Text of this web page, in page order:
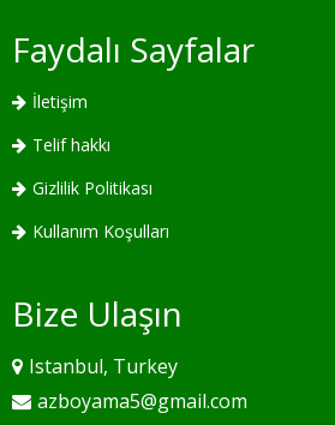
Faydalı Sayfalar
İletişim
Telif hakkı
Gizlilik Politikası
Kullanım Koşulları
Bize Ulaşın
Istanbul, Turkey
azboyama5@gmail.com